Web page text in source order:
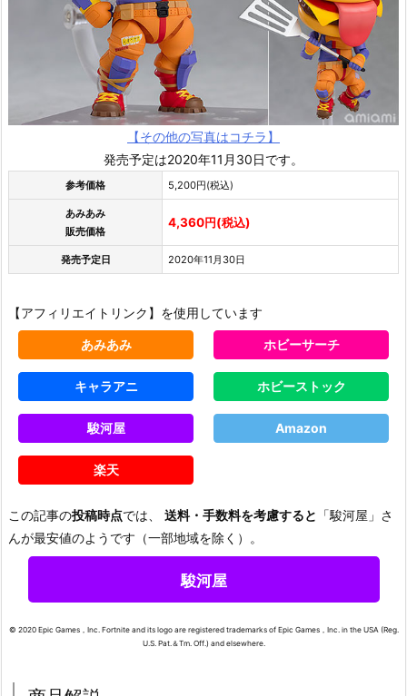
【その他の写真はコチラ】
発売予定は2020年11月30日です。
参考価格 5,200円(税込)
あみあみ
販売価格
4,360円(税込)
発売予定日 2020年11月30日
【アフィリエイトリンク】を使用しています
あみあみ ホビーサーチ
キャラアニ ホビーストック
駿河屋 Amazon
楽天
この記事の投稿時点では、 送料・手数料を考慮すると 「駿河屋」さ
んが最安値のようです（一部地域を除く）。
駿河屋
© 2020 Epic Games，Inc. Fortnite and its logo are registered trademarks of Epic Games，Inc. in the USA (Reg.
U.S. Pat.＆Tm. Off.) and elsewhere.